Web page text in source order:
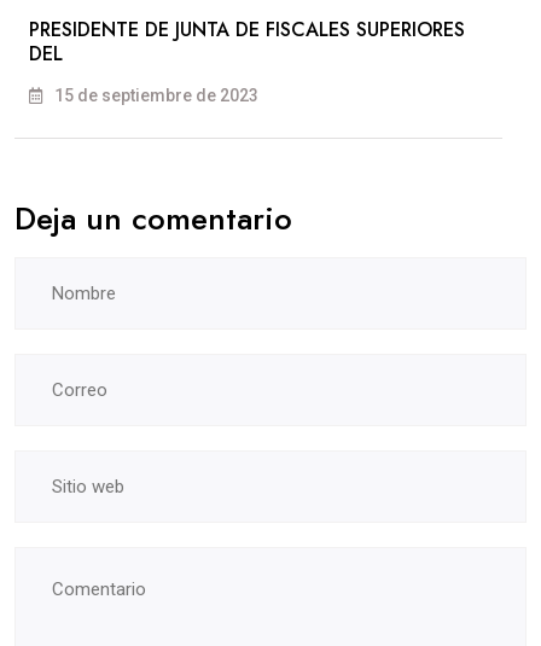
PRESIDENTE DE JUNTA DE FISCALES SUPERIORES
DEL
15 de septiembre de 2023
Deja un comentario